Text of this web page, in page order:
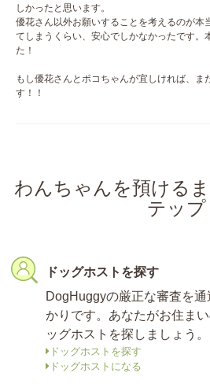
しかったと思います。
優花さん以外お願いすることを考えるのが
てしまうくらい、安心でしかなかったです。
た！
もし優花さんとポコちゃんが宜しければ、ま
す！！
わんちゃんを預ける
テップ
ドッグホストを探す
DogHuggyの厳正な審査を
かりです。あなたがお住ま
ッグホストを探しましょう。
ドッグホストを探す
ドッグホストになる